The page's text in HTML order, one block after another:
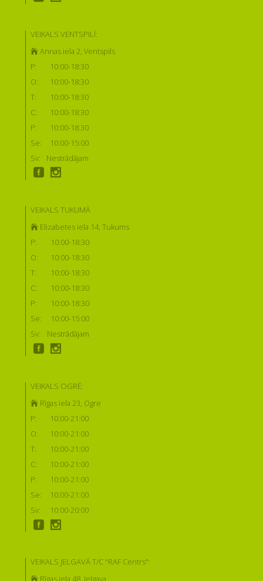
VEIKALS VENTSPILĪ:
Annas iela 2, Ventspils
P:
10:00-18:30
O:
10:00-18:30
T:
10:00-18:30
C:
10:00-18:30
P:
10:00-18:30
Se:
10:00-15:00
Sv:
Nestrādājam
VEIKALS TUKUMĀ
Elizabetes iela 14, Tukums
P:
10:00-18:30
O:
10:00-18:30
T:
10:00-18:30
C:
10:00-18:30
P:
10:00-18:30
Se:
10:00-15:00
Sv:
Nestrādājam
VEIKALS OGRĒ:
Rīgas iela 23, Ogre
P:
10:00-21:00
O:
10:00-21:00
T:
10:00-21:00
C:
10:00-21:00
P:
10:00-21:00
Se:
10:00-21:00
Sv:
10:00-20:00
VEIKALS JELGAVĀ T/C "RAF Centrs":
Rīgas iela 48, Jelgava